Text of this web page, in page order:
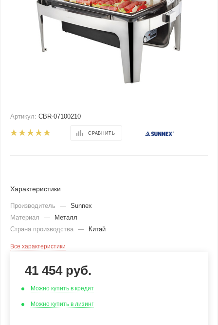
Артикул: CBR-07100210
СРАВНИТЬ
Характеристики
Производитель — Sunnex
Материал
—
Металл
Страна производства — Китай
Все характеристики
41 454руб.
Можно купить в кредит
Можно купить в лизинг